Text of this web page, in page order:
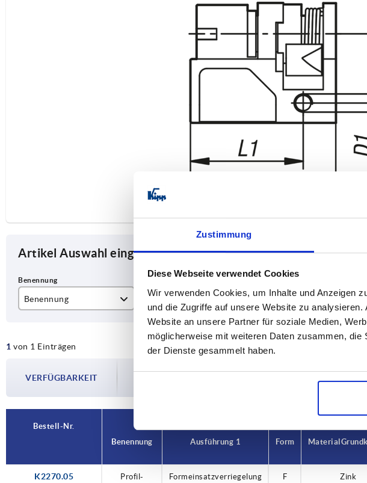
Zustimmung
Diese Webseite verwendet Cookies
Wir verwenden Cookies, um Inhalte und Anzeigen
und die Zugriffe auf unsere Website zu
Website an unsere Partner für soziale Medien,
möglicherweise mit weiteren Daten zusammen,
der Dienste gesammelt haben.
Artikel Auswahl eingrenzen
Benennung Ausführung 1
Formeinsatzverriegelung
Form
F
1 von 1 Einträgen
VERFÜGBARKEIT
Bestell-Nr.
Benennung
Ausführung 1 Form Material
K2270.05
Profil-
Formeinsatzverriegelung F Zink